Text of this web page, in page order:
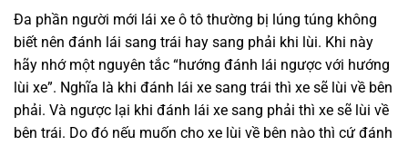
Đa phần người mới lái xe ô tô thường bị lúng túng không
biết nên đánh lái sang trái hay sang phải khi lùi. Khi này
hãy nhớ một nguyên tắc “hướng đánh lái ngược với hướng
lùi xe”. Nghĩa là khi đánh lái xe sang trái thì xe sẽ lùi về bên
phải. Và ngược lại khi đánh lái xe sang phải thì xe sẽ lùi về
bên trái. Do đó nếu muốn cho xe lùi về bên nào thì cứ đánh